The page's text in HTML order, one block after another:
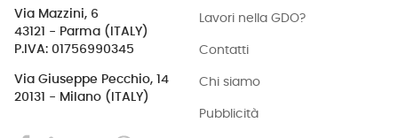
Via Mazzini, 6
43121 - Parma (ITALY)
P.IVA: 01756990345
Via Giuseppe Pecchio, 14
20131 - Milano (ITALY)
Lavori nella GDO?
Contatti
Chi siamo
Pubblicità